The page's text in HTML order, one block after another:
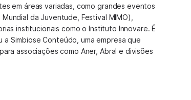
em áreas variadas, como grandes eventos
da Juventude, Festival MIMO),
institucionais como o Instituto Innovare. É
Simbiose Conteúdo, uma empresa que
associações como Aner, Abral e divisões